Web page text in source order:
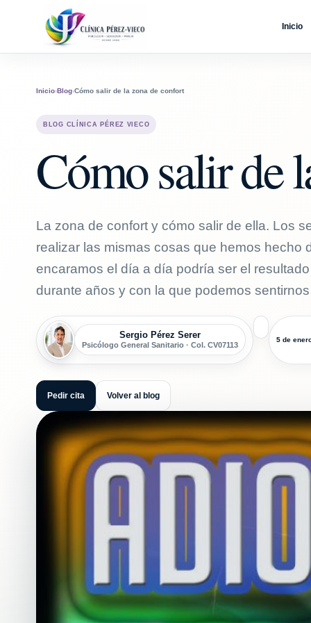
Inicio
Inicio›Blog›Cómo salir de la zona de confort
BLOG CLÍNICA PÉREZ VIECO
Cómo salir de
La zona de confort y cómo salir de ella. Los
realizar las mismas cosas que hemos hecho
encaramos el día a día podría ser el
durante años y con la que podemos
Sergio Pérez Serer
Psicólogo General Sanitario · Col. CV07113
5 de
Pedir cita Volver al blog